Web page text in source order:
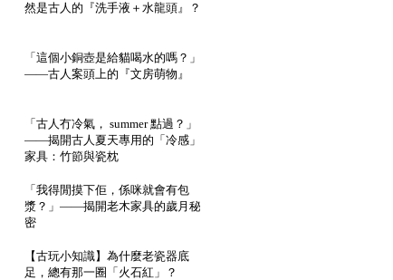
然是古人的『洗手液＋水龍頭』？
「這個小銅壺是給貓喝水的嗎？」
——古人案頭上的『文房萌物』
「古人冇冷氣， summer 點過？」
——揭開古人夏天專用的「冷感」
家具：竹節與瓷枕
「我得閒摸下佢，係咪就會有包
漿？」——揭開老木家具的歲月秘
密
【古玩小知識】為什麼老瓷器底
足，總有那一圈「火石紅」？